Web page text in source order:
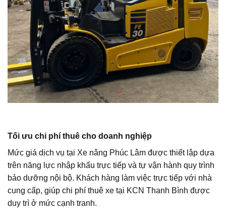
Tối ưu chi phí thuê cho doanh nghiệp
Mức giá dịch vụ tại Xe nâng Phúc Lâm được thiết lập dựa
trên năng lực nhập khẩu trực tiếp và tự vận hành quy trình
bảo dưỡng nội bộ. Khách hàng làm việc trực tiếp với nhà
cung cấp, giúp chi phí thuê xe tại KCN Thanh Bình được
duy trì ở mức cạnh tranh.